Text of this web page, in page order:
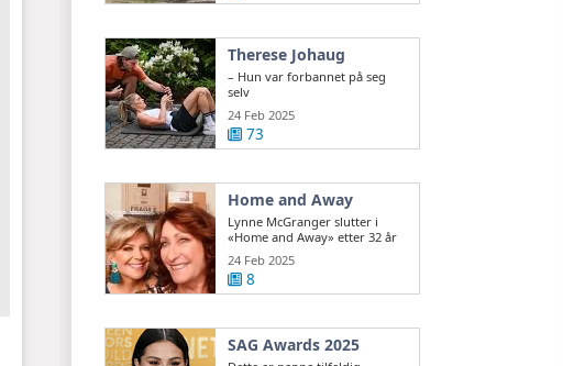
Therese Johaug
– Hun var forbannet på seg
selv
24 Feb 2025
73
Home and Away
Lynne McGranger slutter i
«Home and Away» etter 32 år
24 Feb 2025
8
SAG Awards 2025